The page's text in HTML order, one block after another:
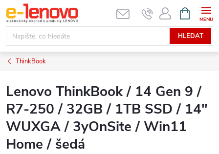
Přejít
na
obsah
HLEDAT
NÁKUPNÍ
KOŠÍK
ThinkBook
Lenovo ThinkBook / 14 Gen 9 /
R7-250 / 32GB / 1TB SSD / 14"
WUXGA / 3yOnSite / Win11
Home / šedá